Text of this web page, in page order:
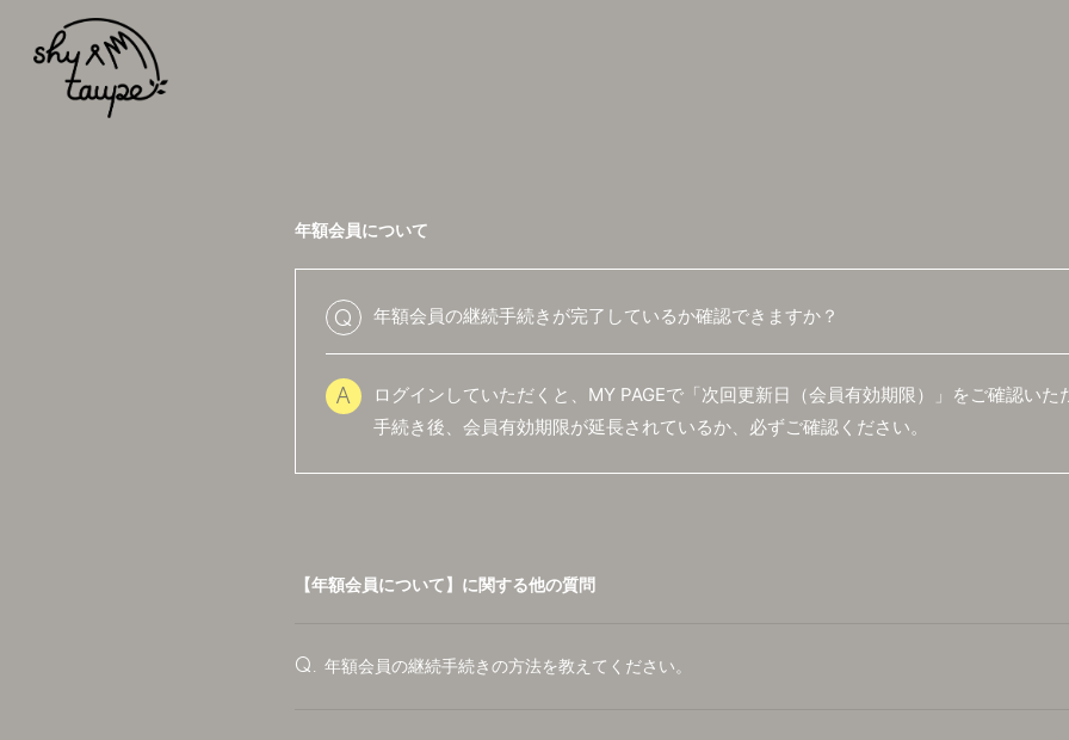
会員登録
年額会員について
Q 年額会員の継続手続きが完了しているか確認できますか？
A
ログインしていただくと、MY PAGEで「次回更新日（会員有効期限）」をご確認いた
手続き後、会員有効期限が延長されているか、必ずご確認ください。
【年額会員について】に関する他の質問
Q. 年額会員の継続手続きの方法を教えてください。